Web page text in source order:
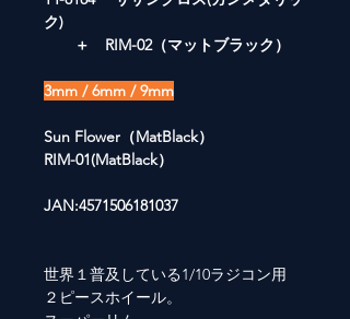
ク)
＋ RIM-02（マットブラック）
3mm / 6mm / 9mm
Sun Flower（MatBlack）
RIM-01(MatBlack）
JAN:4571506181037
世界１普及している1/10ラジコン用
２ピースホイール。